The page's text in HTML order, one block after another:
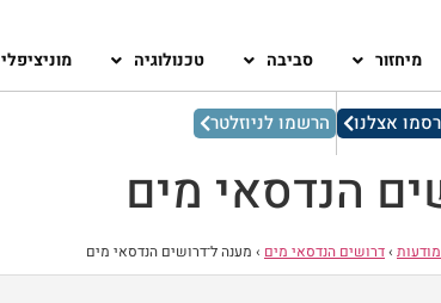
מיחזור סביבה טכנולוגיה מוניציפלי
אצלנו הרשמו לניוזלטר
הנדסאי מים
›דרושים הנדסאי מים › מענה ל־דרושים הנדסאי מים